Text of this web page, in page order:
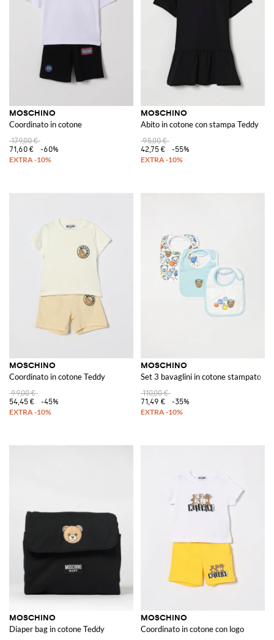
riconoscibili. Infine, la
maglietta Moschino
si conferma come il punto di
incontro tra l'arte della moda e la cultura pop, grazie a design che
Il catalogo di GIGLIO.COM offre una panoramica completa su questa
collezione eclettica, permettendo di esplorare la vasta gamma di articoli
che incarnano lo spirito ribelle e innovativo di Moschino. Scoprite la
collezione sul nostro store online e lasciatevi ispirare dalla libertà
guardaroba.
MOSCHINO
Coordinato in cotone
179,00 €
71,60 €
-60%
MOSCHINO
Abito in cotone con stampa Teddy
95,00 €
42,75 €
-55%
MOSCHINO
Coordinato in cotone Teddy
99,00 €
54,45 €
-45%
MOSCHINO
Set 3 bavaglini in cotone stampato
110,00 €
71,49 €
-35%
MOSCHINO
Diaper bag in cotone Teddy
MOSCHINO
Coordinato in cotone con logo